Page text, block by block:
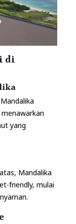
di
yang
Mandalika
friendly, mulai